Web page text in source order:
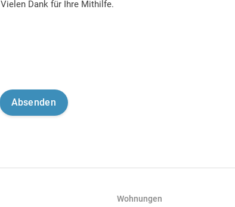
Vielen Dank für Ihre Mithilfe.
Wohnungen